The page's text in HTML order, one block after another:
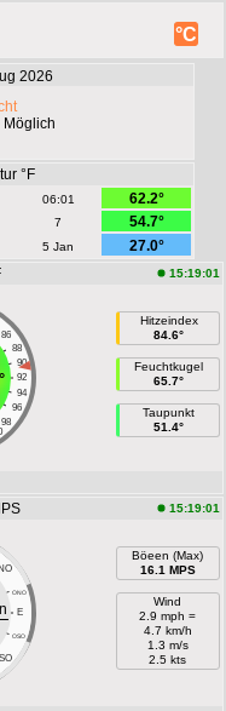
°C
2026
Möglich
°F
06:01
62.2°
7
54.7°
5 Jan
27.0°
15:19:01
86
88
90
92
94
96
98
Hitzeindex
84.6°
Feuchtkugel
65.7°
Taupunkt
51.4°
15:19:01
NO
ONO
E
OSO
SO
Böeen (Max)
16.1 MPS
Wind
2.9 mph =
4.7 km/h
1.3 m/s
2.5 kts